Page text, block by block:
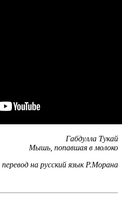
Габдулла Тукай
Мышь, попавшая в молоко
перевод на русский язык Р.Морана